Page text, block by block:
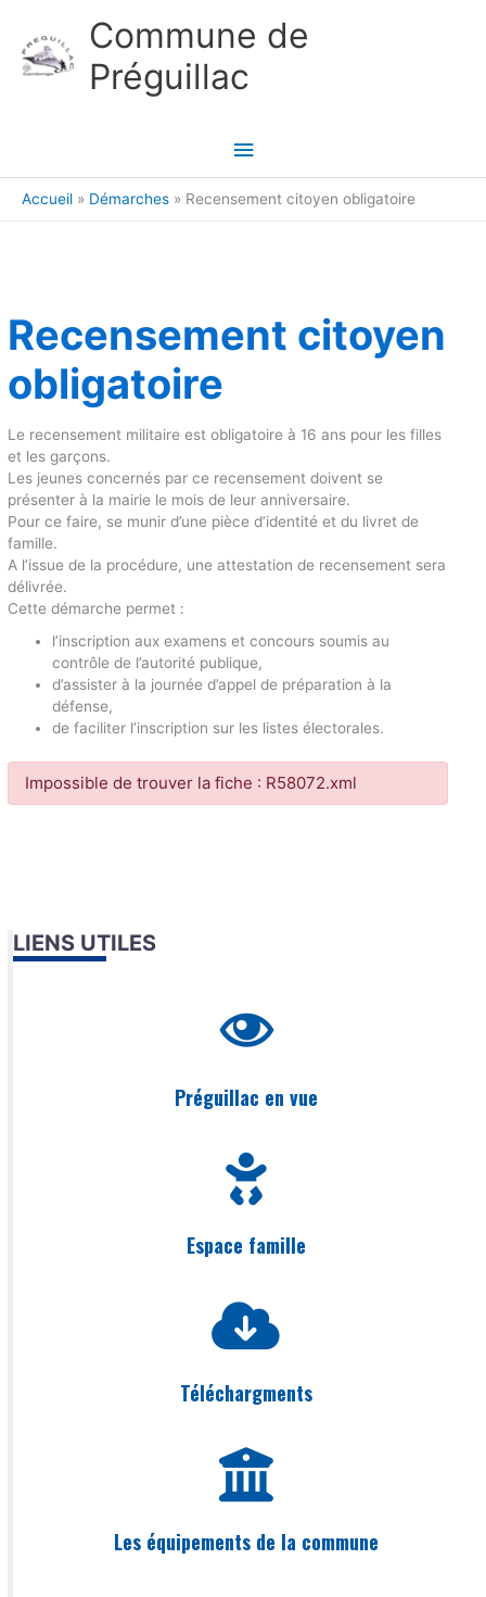
Commune de
Préguillac
Menu
principal
Accueil Démarches Recensement citoyen obligatoire
Recensement citoyen
obligatoire
Le recensement militaire est obligatoire à 16 ans pour les filles
et les garçons.
Les jeunes concernés par ce recensement doivent se
présenter à la mairie le mois de leur anniversaire.
Pour ce faire, se munir d’une pièce d’identité et du livret de
famille.
A l’issue de la procédure, une attestation de recensement sera
délivrée.
Cette démarche permet :
l’inscription aux examens et concours soumis au
contrôle de l’autorité publique,
d’assister à la journée d’appel de préparation à la
défense,
de faciliter l’inscription sur les listes électorales.
Impossible de trouver la fiche : R58072.xml
LIENS UTILES
Préguillac en vue
Espace famille
Téléchargments
Les équipements de la commune